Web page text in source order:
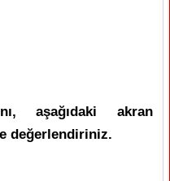
aşağıdaki akran
değerlendiriniz.